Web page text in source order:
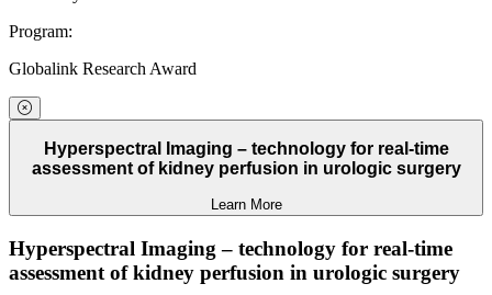
Program:
Globalink Research Award
Hyperspectral Imaging – technology for real-time
assessment of kidney perfusion in urologic surgery
Learn More
Hyperspectral Imaging – technology for real-time
assessment of kidney perfusion in urologic surgery